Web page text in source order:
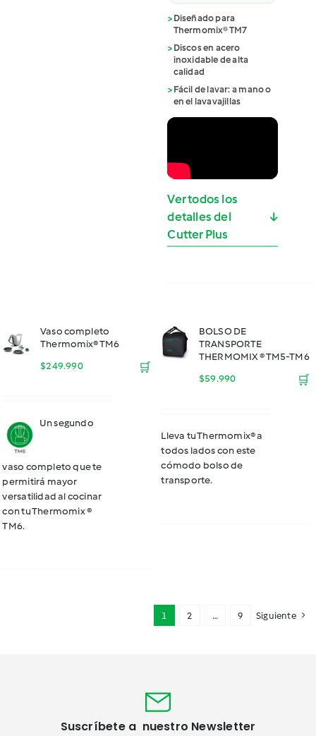
> Diseñado para
Thermomix® TM7
> Discos en acero
inoxidable de alta
calidad
> Fácil de lavar: a mano o
en el lavavajillas
Ver todos los
detalles del
Cutter Plus
↓
Vaso completo
Thermomix® TM6
$249.990 🛒
Un segundo
vaso completo que te
permitirá mayor
versatilidad al cocinar
con tu Thermomix ®
TM6.
BOLSO DE
TRANSPORTE
THERMOMIX ® TM5-TM6
$59.990 🛒
Lleva tu Thermomix® a
todos lados con este
cómodo bolso de
transporte.
1 2 … 9 Siguiente
Suscríbete a nuestro Newsletter